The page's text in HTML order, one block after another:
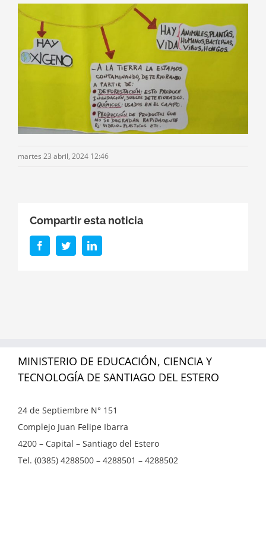
martes 23 abril, 2024 12:46
Compartir esta noticia
FacebookTwitterLinkedIn
MINISTERIO DE EDUCACIÓN, CIENCIA Y
TECNOLOGÍA DE SANTIAGO DEL ESTERO
24 de Septiembre N° 151
Complejo Juan Felipe Ibarra
4200 – Capital – Santiago del Estero
Tel. (0385) 4288500 – 4288501 – 4288502